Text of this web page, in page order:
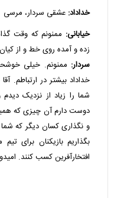
خداداد: عشقی سردار، مرسی
خیابانی: ممنونم که وقت
زده و آمده روی خط و از
سردار: ممنونم. خیلی
خداداد بیشتر در
شما را زیاد از نزدیک
دوست دارم آن چیزی که
و نگذاری کسان دیگر که شما
بگذاریم بازیکنان برای تیم
افتخارآفرین کسب کنند.